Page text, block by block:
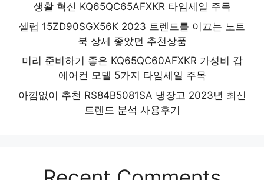
생활 혁신 KQ65QC65AFXKR 타임세일 주목
셀럽 15ZD90SGX56K 2023 트렌드를 이끄는 노트
북 상세 좋았던 추천상품
미리 준비하기 좋은 KQ65QC60AFXKR 가성비 갑
에어컨 모델 5가지 타임세일 주목
아낌없이 추천 RS84B5081SA 냉장고 2023년 최신
트렌드 분석 사용후기